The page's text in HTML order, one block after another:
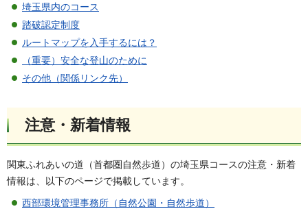
埼玉県内のコース
踏破認定制度
ルートマップを入手するには？
（重要）安全な登山のために
その他（関係リンク先）
注意・新着情報
関東ふれあいの道（首都圏自然歩道）の埼玉県コースの注意・新着
情報は、以下のページで掲載しています。
西部環境管理事務所（自然公園・自然歩道）